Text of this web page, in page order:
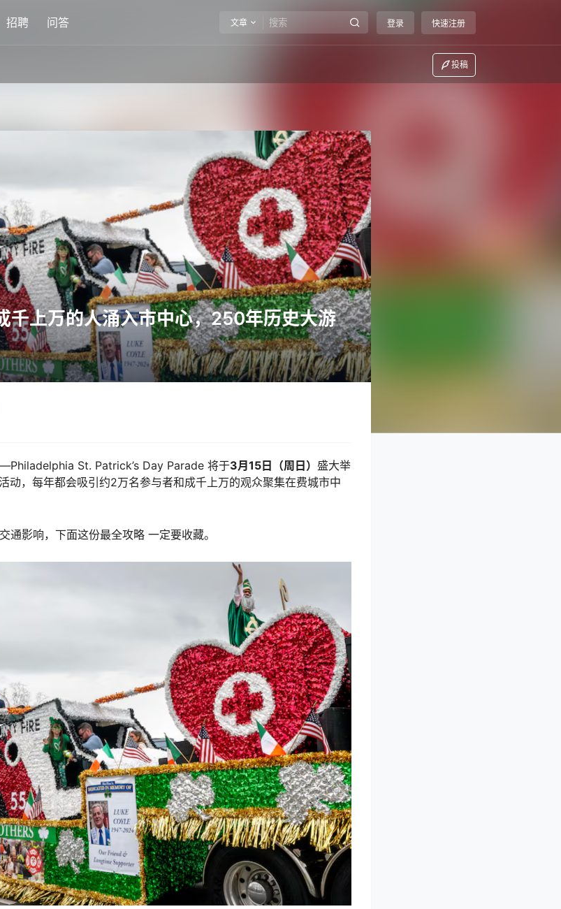
招聘 问答 文章 登录 快速注册
投稿
千上万的人涌入市中心，250年历史大游
St. Patrick’s Day Parade 将于3月15日（周日） 盛大举
动，每年都会吸引约2万名参与者和成千上万的观众聚集在费城市中
通影响，下面这份最全攻略 一定要收藏。